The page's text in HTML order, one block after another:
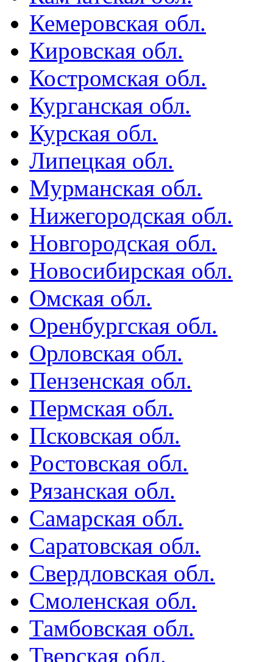
Кемеровская обл.
Кировская обл.
Костромская обл.
Курганская обл.
Курская обл.
Липецкая обл.
Мурманская обл.
Нижегородская обл.
Новгородская обл.
Новосибирская обл.
Омская обл.
Оренбургская обл.
Орловская обл.
Пензенская обл.
Пермская обл.
Псковская обл.
Ростовская обл.
Рязанская обл.
Самарская обл.
Саратовская обл.
Свердловская обл.
Смоленская обл.
Тамбовская обл.
Тверская обл.